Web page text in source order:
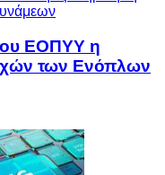
ΕΟΠΥΥ η
των Ενόπλων